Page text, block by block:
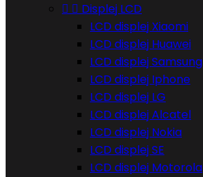
  Displej LCD
LCD displej Xiaomi
LCD displej Huawei
LCD displej Samsung
LCD displej Iphone
LCD displej LG
LCD displej Alcatel
LCD displej Nokia
LCD displej SE
LCD displej Motorola